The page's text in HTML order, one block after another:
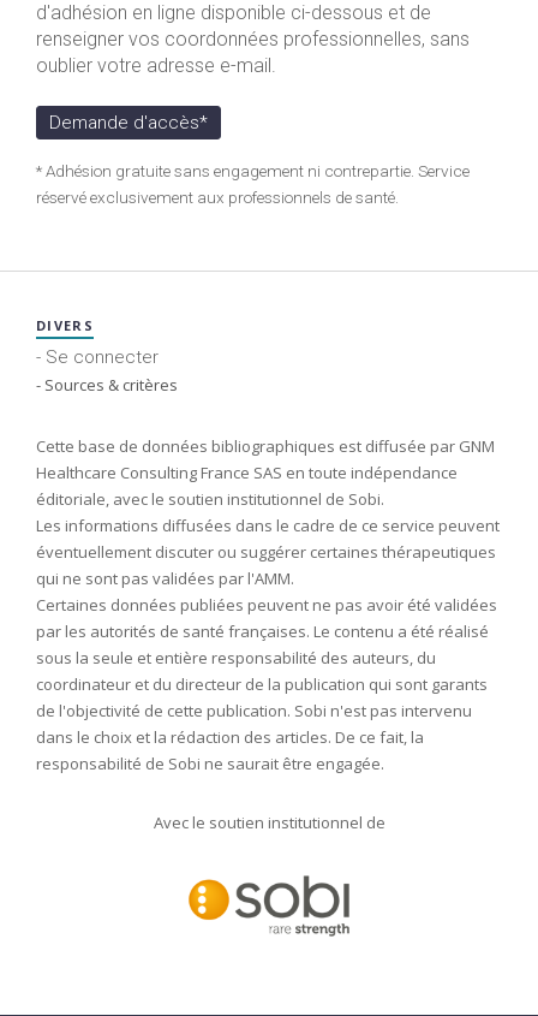
d'adhésion en ligne disponible ci-dessous et de
renseigner vos coordonnées professionnelles, sans
oublier votre adresse e-mail.
Demande d'accès*
* Adhésion gratuite sans engagement ni contrepartie. Service
réservé exclusivement aux professionnels de santé.
DIVERS
- Se connecter
- Sources & critères
Cette base de données bibliographiques est diffusée par GNM
Healthcare Consulting France SAS en toute indépendance
éditoriale, avec le soutien institutionnel de Sobi.
Les informations diffusées dans le cadre de ce service peuvent
éventuellement discuter ou suggérer certaines thérapeutiques
qui ne sont pas validées par l'AMM.
Certaines données publiées peuvent ne pas avoir été validées
par les autorités de santé françaises. Le contenu a été réalisé
sous la seule et entière responsabilité des auteurs, du
coordinateur et du directeur de la publication qui sont garants
de l'objectivité de cette publication. Sobi n'est pas intervenu
dans le choix et la rédaction des articles. De ce fait, la
responsabilité de Sobi ne saurait être engagée.
Avec le soutien institutionnel de